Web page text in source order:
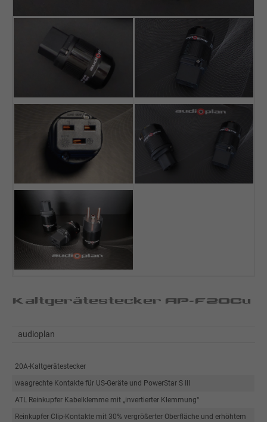
Kaltgerätestecker AP-F20Cu
audioplan
20A-Kaltgerätestecker
waagrechte Kontakte für US-Geräte und PowerStar S III
ATL Reinkupfer Kabelklemme mit „invertierter Klemmung“
Reinkupfer Clip-Kontakte mit 30% vergrößerter Oberfläche und erhöhtem